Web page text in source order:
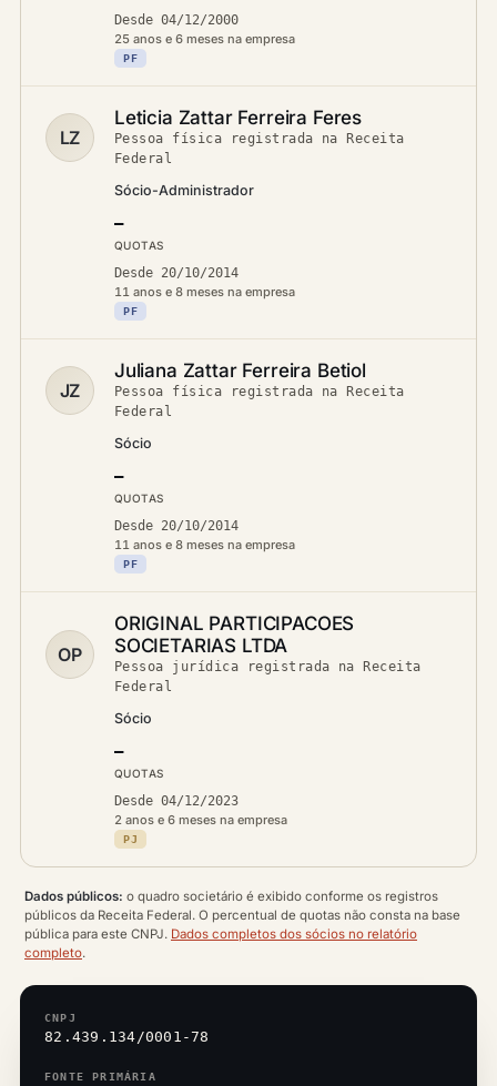
Desde 04/12/2000
25 anos e 6 meses na empresa
PF
LZ
Leticia Zattar Ferreira Feres
Pessoa física registrada na Receita
Federal
Sócio-Administrador
—
QUOTAS
Desde 20/10/2014
11 anos e 8 meses na empresa
PF
JZ
Juliana Zattar Ferreira Betiol
Pessoa física registrada na Receita
Federal
Sócio
—
QUOTAS
Desde 20/10/2014
11 anos e 8 meses na empresa
PF
OP
ORIGINAL PARTICIPACOES
SOCIETARIAS LTDA
Pessoa jurídica registrada na Receita
Federal
Sócio
—
QUOTAS
Desde 04/12/2023
2 anos e 6 meses na empresa
PJ
Dados públicos: o quadro societário é exibido conforme os registros
públicos da Receita Federal. O percentual de quotas não consta na base
pública para este CNPJ. Dados completos dos sócios no relatório
completo.
CNPJ
82.439.134/0001-78
FONTE PRIMÁRIA